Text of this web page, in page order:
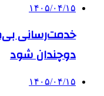
۱۴۰۵/۰۴/۱۵
خدمت‌رسانی
دوچندان شود
۱۴۰۵/۰۴/۱۵